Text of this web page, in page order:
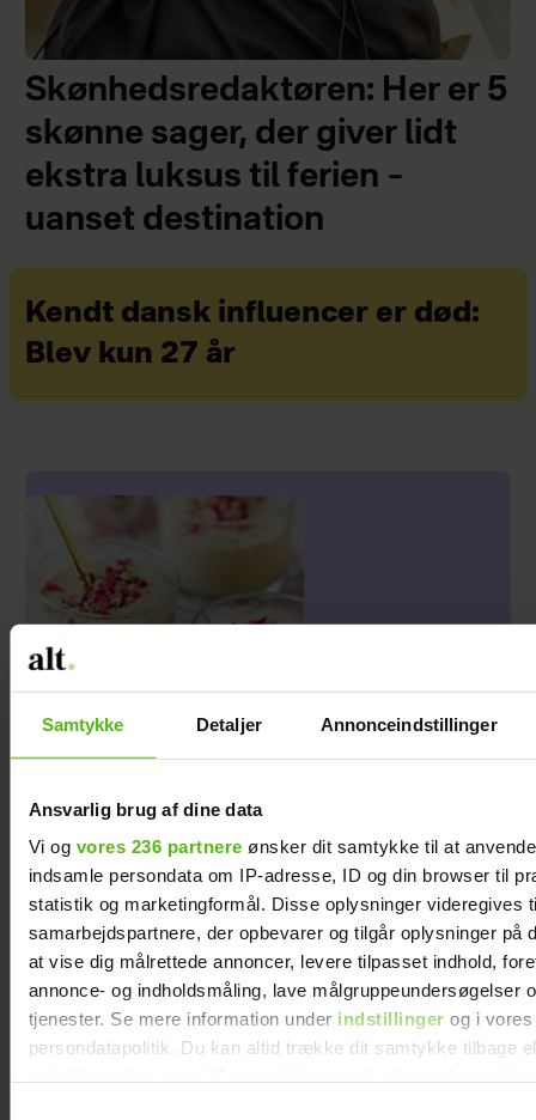
Samtykke Detaljer Annonceindstillinger
Ansvarlig brug af dine data
Vi og vores 236 partnere ønsker dit samtykke til at
indsamle persondata om IP-adresse, ID og din browser til
statistik og marketingformål. Disse oplysninger videregives
samarbejdspartnere, der opbevarer og tilgår oplysninger på
at vise dig målrettede annoncer, levere tilpasset indhold,
annonce- og indholdsmåling, lave målgruppeundersøgelser
tjenester. Se mere information under indstillinger og i vores
persondatapolitik. Du kan altid trække dit samtykke tilbage
Skønhedsredaktøren: Her er 5
skønne sager, der giver lidt
ekstra luksus til ferien –
uanset destination
Kendt dansk influencer er død:
Blev kun 27 år
Luftig og lækker
lattemousse